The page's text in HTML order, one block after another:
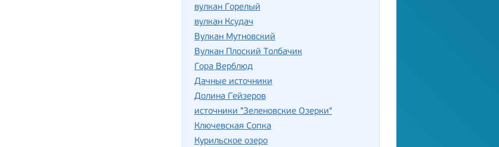
вулкан Горелый
вулкан Ксудач
Вулкан Мутновский
Вулкан Плоский Толбачик
Гора Верблюд
Дачные источники
Долина Гейзеров
источники "Зеленовские Озерки"
Ключевская Сопка
Курильское озеро